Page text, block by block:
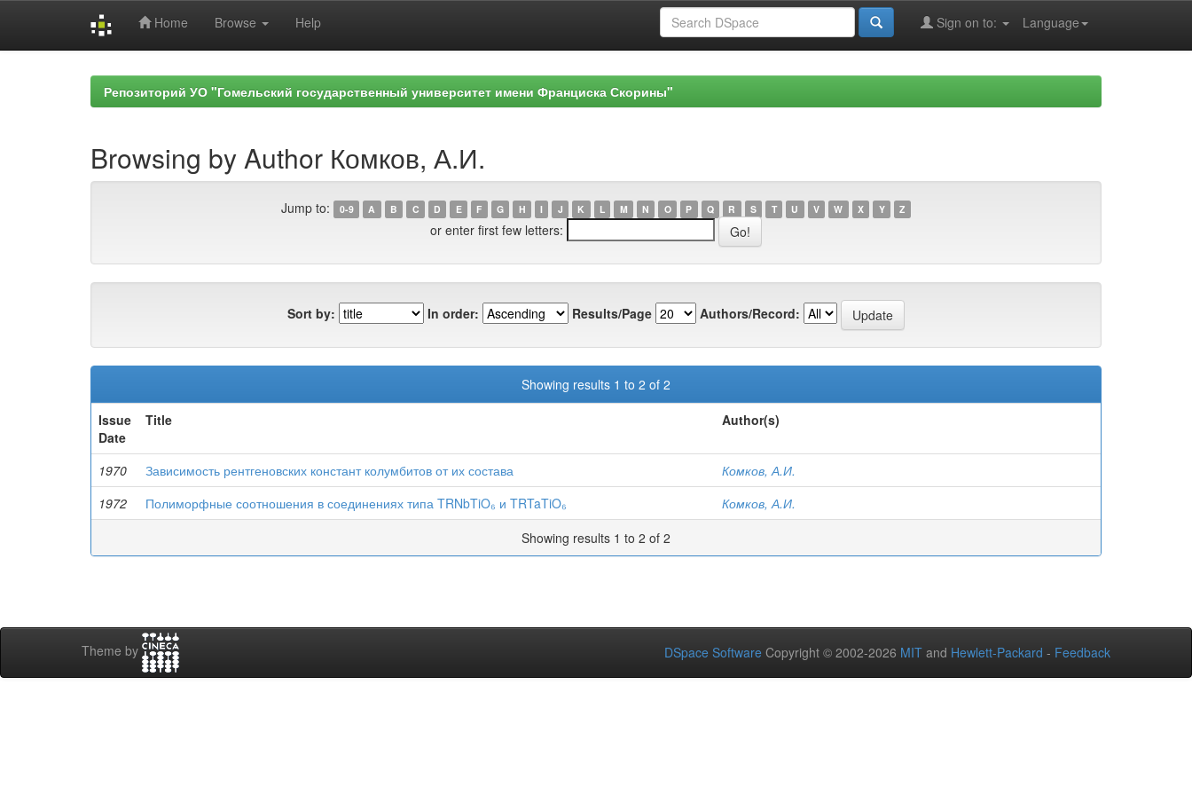
Home Browse Help Language
Sign on to:
Репозиторий УО "Гомельский государственный университет имени Франциска Скорины"
Browsing by Author Комков, А.И.
Jump to: 0-9 A B C D E F G H I J K L M N O P Q R S T U V W X Y Z
or enter first few letters:
Sort by: In order: Results/Page Authors/Record:
Showing results 1 to 2 of 2
Issue
Date
Title Author(s)
1970 Зависимость рентгеновских констант колумбитов от их состава
Комков, А.И.
1972
Полиморфные соотношения в соединениях типа TRNbTiO₆ и TRTaTiO₆
Комков, А.И.
Showing results 1 to 2 of 2
Theme by DSpace Software Copyright © 2002-2026 MIT and Hewlett-Packard - Feedback